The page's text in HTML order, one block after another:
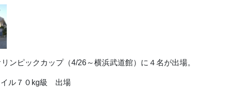
ンピックカップ（4/26～横浜武道館）に４名が出場。
７０kg級 出場